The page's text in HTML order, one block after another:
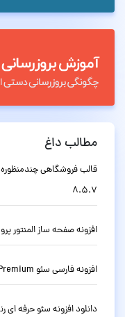
مطالب داغ
8.5.7
افزونه صفحه ساز المنتور پرو Elementor Pro وردپرس نسخه 4.2.1
افزونه فارسی سئو Yoast SEO Premium وردپرس نسخه حرفه ای 28.1